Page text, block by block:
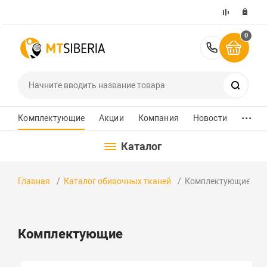
+7
0
Комплектующие Акции Компания Новости ...
Каталог
Главная Каталог обивочных тканей Комплектующие
Комплектующие